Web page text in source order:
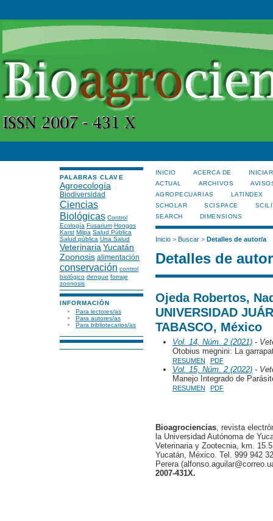
PALABRAS CLAVE
Agroecología
Biodiversidad
Ciencias
Biológicas Control
Ecología Fusarium Hongos
Karst Milpa Salud Pública
Salud pública Una Salud
Veterinaria Yucatán
Zoonosis alimentación
conservación control
biológico dengue forraje
zoonosis
INFORMACIÓN
Para lectores/as
Para autores/as
Para bibliotecarios/as
INICIO ACERCA DE
ACTUAL
ARCHIVOS
AGROPECUARIAS
LATINDEX
SCHOLAR
SCISPACE
SEARCH
DIMENSIONS
Inicio> Buscar> Detalles de autor/a
Detalles de
Ojeda Robertos,
UNIVERSIDAD
TABASCO, México
Vol. 14, Núm. 2 (2021)-
Otobius megnini: La
RESUMEN PDF
Vol. 15, Núm. 2 (2022)-
Manejo Integrado de
RESUMEN PDF
Bioagrociencias, revista
la Universidad Autónoma de
Veterinaria y Zootecnia, km.
Yucatán, México. Tel. 999 942
Perera
2007-431X.